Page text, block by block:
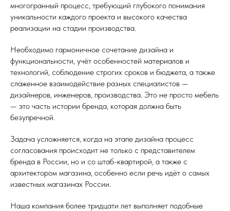
многогранный процесс, требующий глубокого понимания
уникальности каждого проекта и высокого качества
реализации на стадии производства.
Необходимо гармоничное сочетание дизайна и
функциональности, учёт особенностей материалов и
технологий, соблюдение строгих сроков и бюджета, а также
слаженное взаимодействие разных специалистов —
дизайнеров, инженеров, производства. Это не просто мебель
— это часть истории бренда, которая должна быть
безупречной.
Задача усложняется, когда на этапе дизайна процесс
согласования происходит не только с представителем
бренда в России, но и со штаб-квартирой, а также с
архитектором магазина, особенно если речь идёт о самых
известных магазинах России.
Наша компания более тридцати лет выполняет подобные